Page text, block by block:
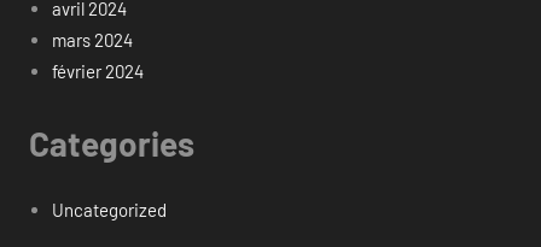
avril 2024
mars 2024
février 2024
Categories
Uncategorized